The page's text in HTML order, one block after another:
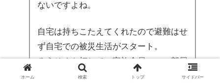
ないですよね。
自宅は持ちこたえてくれたので避難はせ
ず自宅での被災生活がスタート。
ろうそくを灯して、家族全員一つの部屋
で何とか食事を済ませて。
ホーム 検索 トップ サイドバー